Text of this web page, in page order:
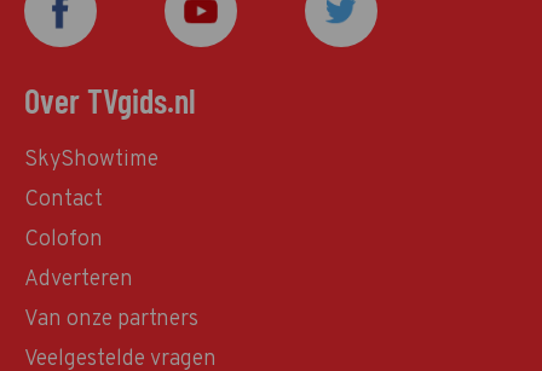
Over TVgids.nl
SkyShowtime
Contact
Colofon
Adverteren
Van onze partners
Veelgestelde vragen